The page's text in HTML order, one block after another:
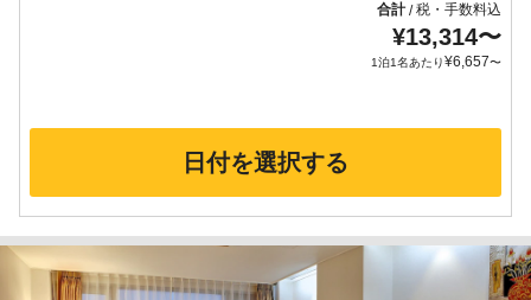
合計/税・手数料込
¥13,314〜
1泊1名あたり¥6,657〜
日付を選択する